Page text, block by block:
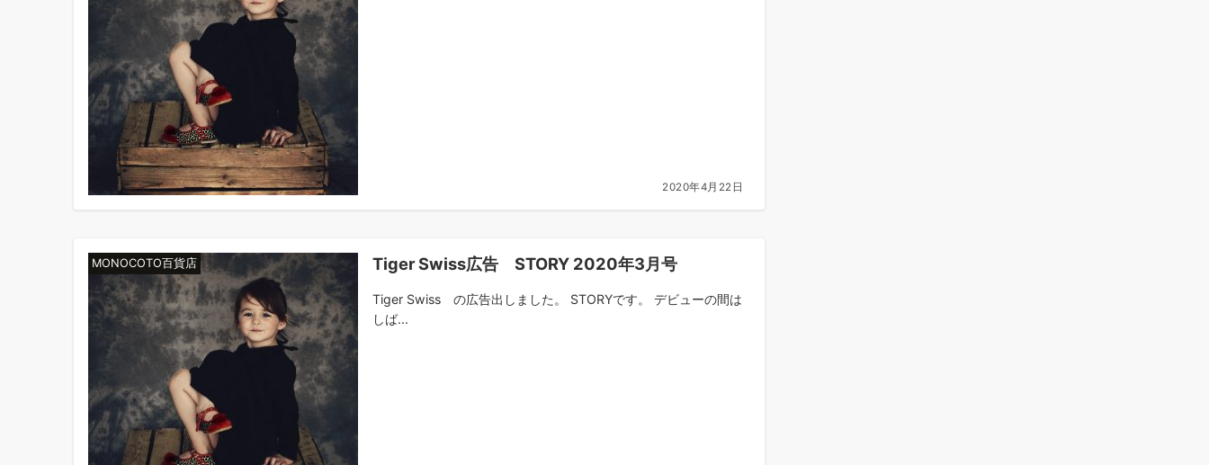
2020年4月22日
MONOCOTO百貨店 Tiger Swiss広告 STORY 2020年3月号
Tiger Swiss の広告出しました。 STORYです。 デビューの間は
しば...